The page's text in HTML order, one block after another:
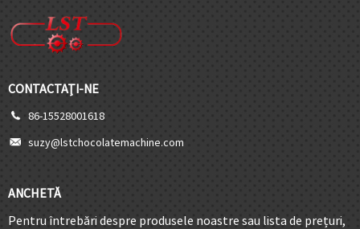
CONTACTAŢI-NE
86-15528001618
suzy@lstchocolatemachine.com
ANCHETĂ
Pentru întrebări despre produsele noastre sau lista de prețuri,